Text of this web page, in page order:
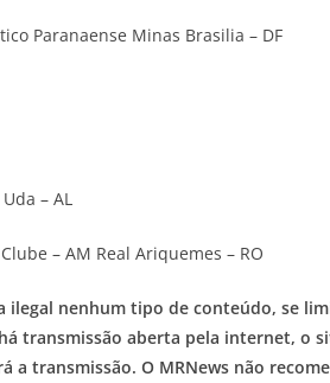
Paranaense Minas Brasilia – DF
– AL
– AM Real Ariquemes – RO
ilegal nenhum tipo de conteúdo, se
transmissão aberta pela internet, o
a transmissão. O MRNews não